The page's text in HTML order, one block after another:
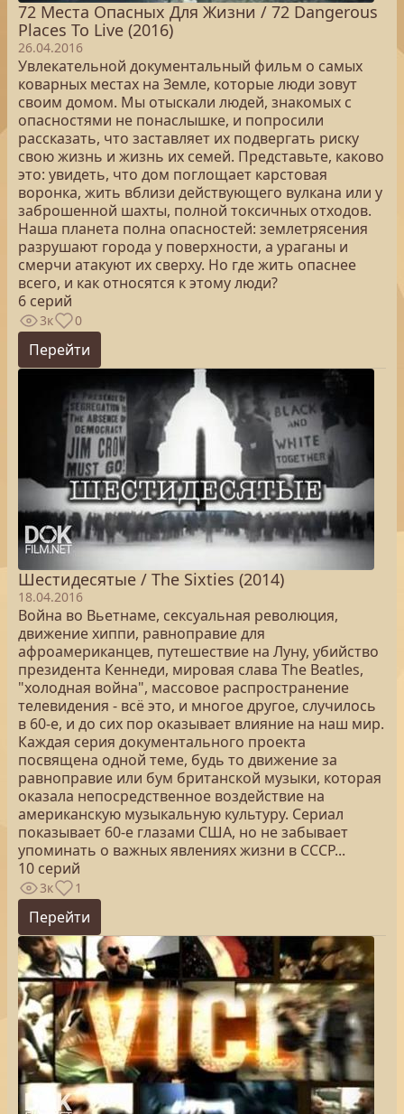
72 Места Опасных Для Жизни / 72 Dangerous
Places To Live (2016)
26.04.2016
Увлекательной документальный фильм о самых
коварных местах на Земле, которые люди зовут
своим домом. Мы отыскали людей, знакомых с
опасностями не понаслышке, и попросили
рассказать, что заставляет их подвергать риску
свою жизнь и жизнь их семей. Представьте, каково
это: увидеть, что дом поглощает карстовая
воронка, жить вблизи действующего вулкана или у
заброшенной шахты, полной токсичных отходов.
Наша планета полна опасностей: землетрясения
разрушают города у поверхности, а ураганы и
смерчи атакуют их сверху. Но где жить опаснее
всего, и как относятся к этому люди?
6 серий
3к 0
Перейти
Шестидесятые / The Sixties (2014)
18.04.2016
Война во Вьетнаме, сексуальная революция,
движение хиппи, равноправие для
афроамериканцев, путешествие на Луну, убийство
президента Кеннеди, мировая слава The Beatles,
"холодная война", массовое распространение
телевидения - всё это, и многое другое, случилось
в 60-е, и до сих пор оказывает влияние на наш мир.
Каждая серия документального проекта
посвящена одной теме, будь то движение за
равноправие или бум британской музыки, которая
оказала непосредственное воздействие на
американскую музыкальную культуру. Сериал
показывает 60-е глазами США, но не забывает
упоминать о важных явлениях жизни в СССР...
10 серий
3к 1
Перейти